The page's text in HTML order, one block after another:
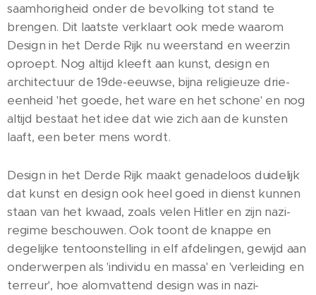
saamhorigheid onder de bevolking tot stand te
brengen. Dit laatste verklaart ook mede waarom
Design in het Derde Rijk nu weerstand en weerzin
oproept. Nog altijd kleeft aan kunst, design en
architectuur de 19de-eeuwse, bijna religieuze drie-
eenheid 'het goede, het ware en het schone' en nog
altijd bestaat het idee dat wie zich aan de kunsten
laaft, een beter mens wordt.
Design in het Derde Rijk maakt genadeloos duidelijk
dat kunst en design ook heel goed in dienst kunnen
staan van het kwaad, zoals velen Hitler en zijn nazi-
regime beschouwen. Ook toont de knappe en
degelijke tentoonstelling in elf afdelingen, gewijd aan
onderwerpen als 'individu en massa' en 'verleiding en
terreur', hoe alomvattend design was in nazi-